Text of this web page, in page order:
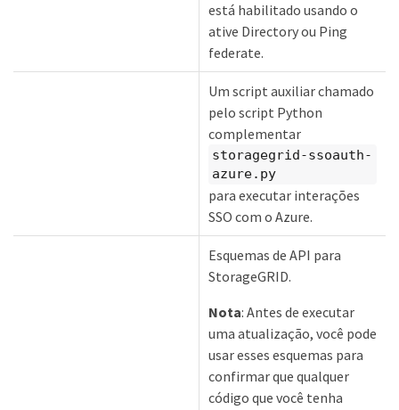
está habilitado usando o
ative Directory ou Ping
federate.
Um script auxiliar chamado
pelo script Python
complementar
storagegrid-ssoauth-
azure.py
para executar interações
SSO com o Azure.
Esquemas de API para
StorageGRID.
Nota: Antes de executar
uma atualização, você pode
usar esses esquemas para
confirmar que qualquer
código que você tenha